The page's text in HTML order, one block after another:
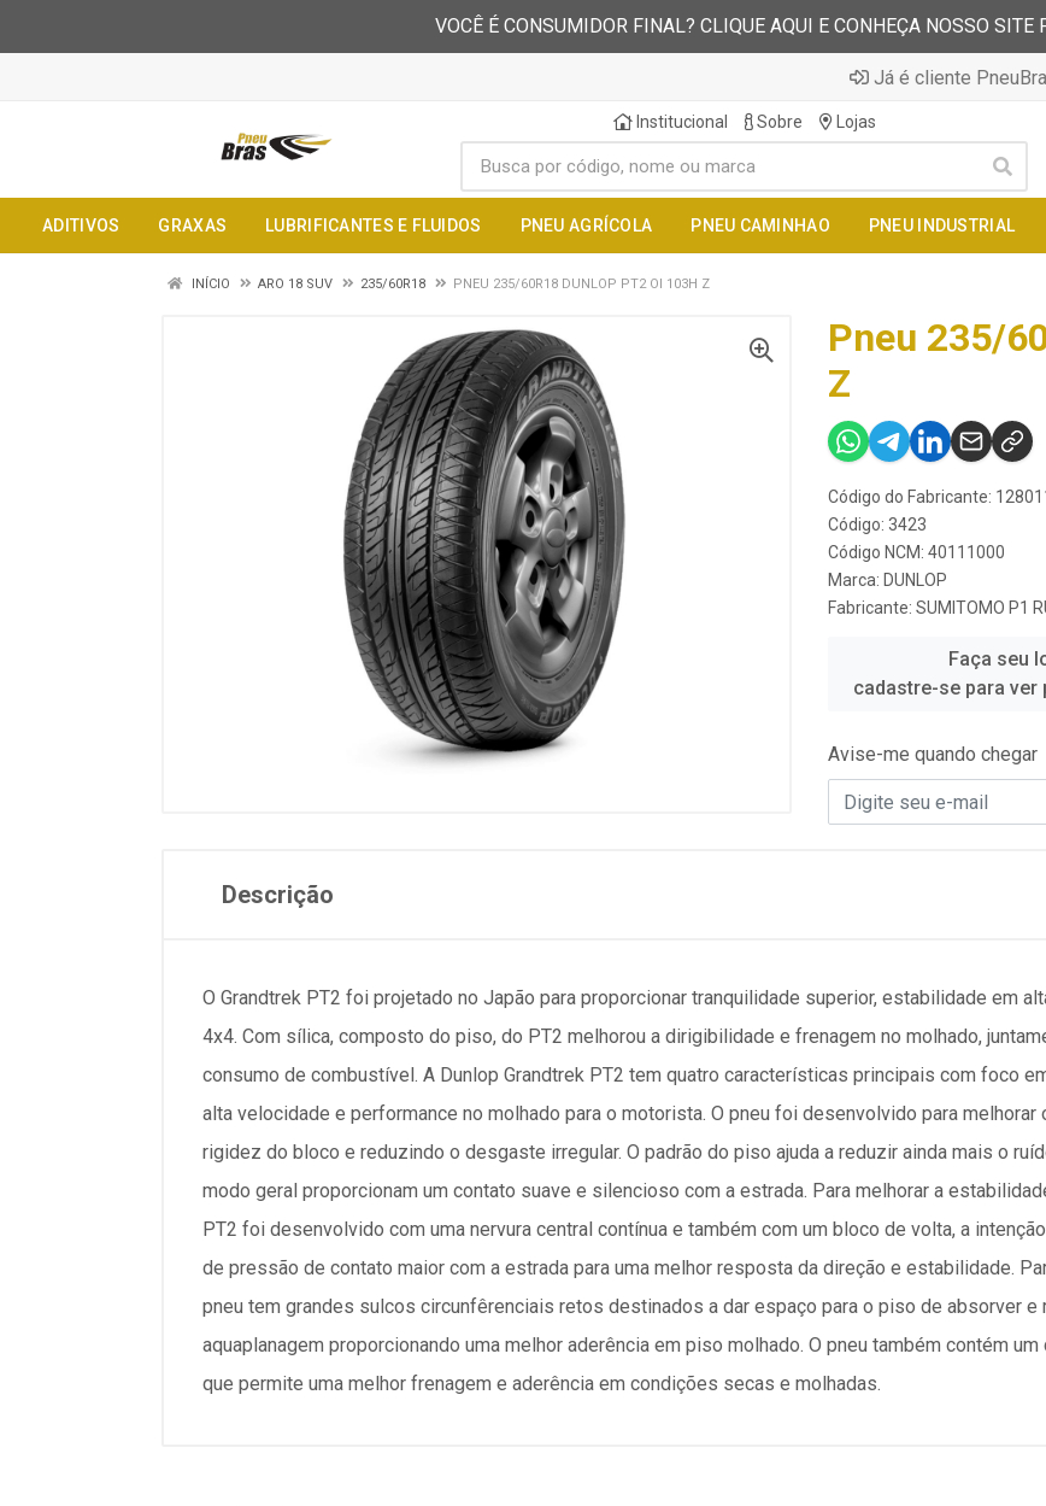
VOCÊ É CONSUMIDOR FINAL? CLIQUE AQUI E CONHEÇA NOSSO SITE
Já é cliente
Institucional Sobre Lojas
ADITIVOS GRAXAS LUBRIFICANTES E FLUIDOS PNEU AGRÍCOLA PNEU CAMINHAO PNEU INDUSTRIAL
INÍCIO ARO 18 SUV 235/60R18 PNEU 235/60R18 DUNLOP PT2 OI 103H Z
Pneu 235/
Z
Código do Fabricante:
Código: 3423
Código NCM: 40111000
Marca: DUNLOP
Fabricante: SUMITOMO P1
Faça seu
cadastre-se para
Avise-me quando chegar
Descrição
O Grandtrek PT2 foi projetado no Japão para proporcionar tranquilidade superior, estabilidade em
4x4. Com sílica, composto do piso, do PT2 melhorou a dirigibilidade e frenagem no molhado,
consumo de combustível. A Dunlop Grandtrek PT2 tem quatro características principais com foco
alta velocidade e performance no molhado para o motorista. O pneu foi desenvolvido para
rigidez do bloco e reduzindo o desgaste irregular. O padrão do piso ajuda a reduzir ainda mais o
modo geral proporcionam um contato suave e silencioso com a estrada. Para melhorar a
PT2 foi desenvolvido com uma nervura central contínua e também com um bloco de volta, a
de pressão de contato maior com a estrada para uma melhor resposta da direção e estabilidade.
pneu tem grandes sulcos circunfêrenciais retos destinados a dar espaço para o piso de absorver e
aquaplanagem proporcionando uma melhor aderência em piso molhado. O pneu também contém
que permite uma melhor frenagem e aderência em condições secas e molhadas.